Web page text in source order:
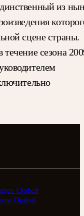
из
сцене страны.
сезона
Орфей
Орфей